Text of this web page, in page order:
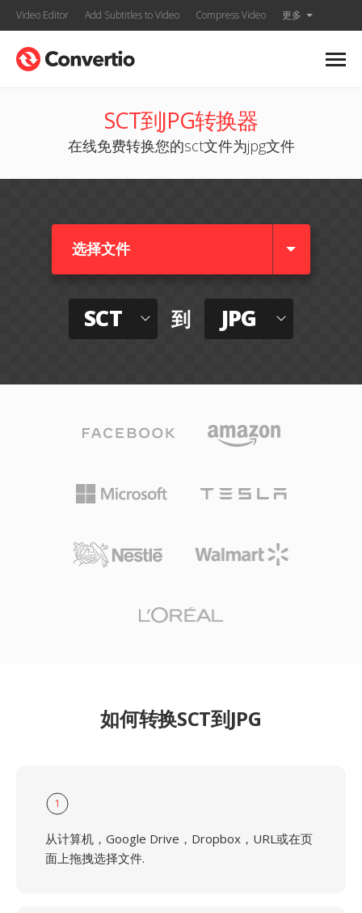
Video Editor Add Subtitles to Video Compress Video 更多
SCT到JPG转换器
在线免费转换您的sct文件为jpg文件
选择文件
SCT 到 JPG
如何转换SCT到JPG
1
从计算机，Google Drive，Dropbox，URL或在页
面上拖拽选择文件.